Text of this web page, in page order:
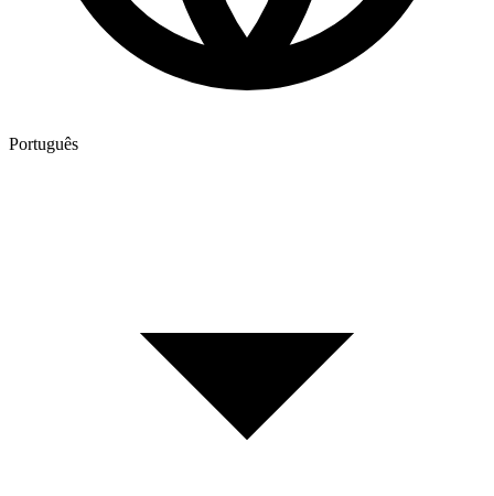
Português